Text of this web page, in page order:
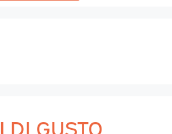
DI GUSTO